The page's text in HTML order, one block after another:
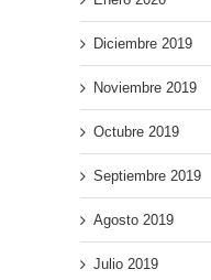
Diciembre 2019
Noviembre 2019
Octubre 2019
Septiembre 2019
Agosto 2019
Julio 2019